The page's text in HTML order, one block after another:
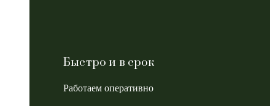
Быстро и в срок
Работаем оперативно